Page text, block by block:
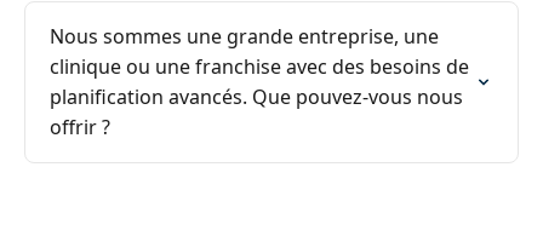
Nous sommes une grande entreprise, une
clinique ou une franchise avec des besoins de
planification avancés. Que pouvez-vous nous
offrir ?